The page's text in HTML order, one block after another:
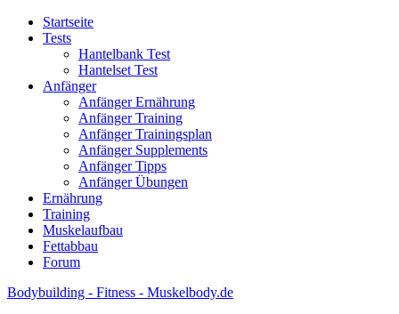
Startseite
Tests
Hantelbank Test
Hantelset Test
Anfänger
Anfänger Ernährung
Anfänger Training
Anfänger Trainingsplan
Anfänger Supplements
Anfänger Tipps
Anfänger Übungen
Ernährung
Training
Muskelaufbau
Fettabbau
Forum
Bodybuilding - Fitness - Muskelbody.de